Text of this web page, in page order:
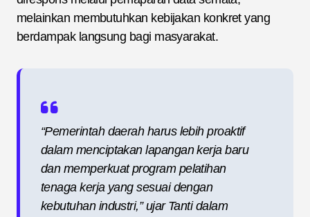
melainkan membutuhkan kebijakan konkret yang
berdampak langsung bagi masyarakat.
“Pemerintah daerah harus lebih proaktif
dalam menciptakan lapangan kerja baru
dan memperkuat program pelatihan
tenaga kerja yang sesuai dengan
kebutuhan industri,” ujar Tanti dalam